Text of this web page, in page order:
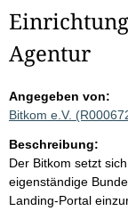
Agentur
Angegeben von:
Bitkom e.V.
Beschreibung:
Der Bitkom setzt
eigenständige
Landing-Portal